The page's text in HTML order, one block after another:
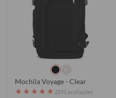
Mochila Voyage - Clear
★ ★ ★ ★ ★ 2291 avaliações